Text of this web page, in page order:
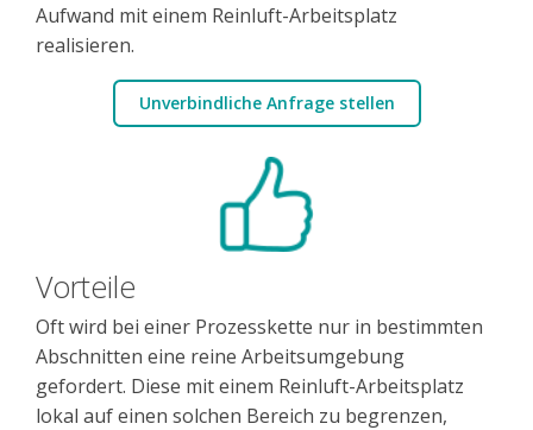
Aufwand mit einem Reinluft-Arbeitsplatz
realisieren.
Unverbindliche Anfrage stellen
Vorteile
Oft wird bei einer Prozesskette nur in bestimmten
Abschnitten eine reine Arbeitsumgebung
gefordert. Diese mit einem Reinluft-Arbeitsplatz
lokal auf einen solchen Bereich zu begrenzen,